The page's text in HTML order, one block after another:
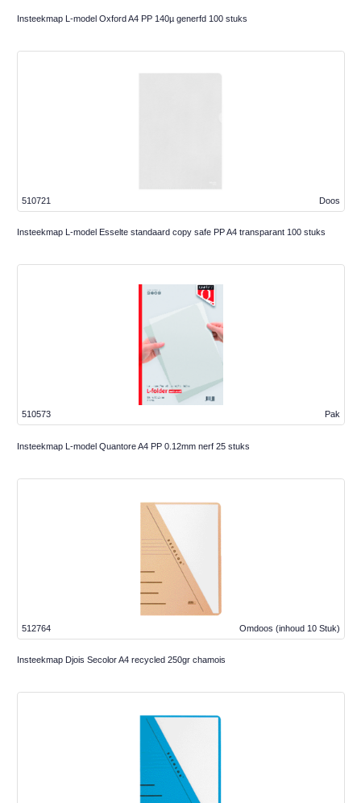
Insteekmap L-model Oxford A4 PP 140µ generfd 100 stuks
Doos
510721
Insteekmap L-model Esselte standaard copy safe PP A4 transparant 100 stuks
Pak
510573
Insteekmap L-model Quantore A4 PP 0.12mm nerf 25 stuks
Omdoos (inhoud 10 Stuk)
512764
Insteekmap Djois Secolor A4 recycled 250gr chamois